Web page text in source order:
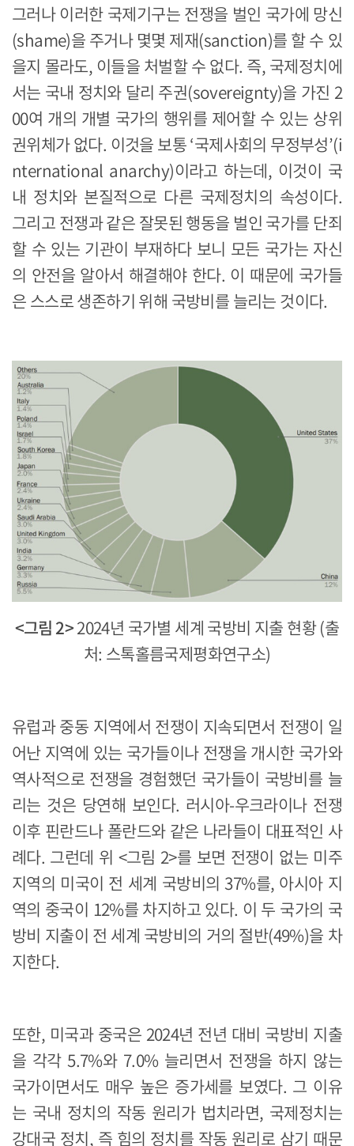
그러나 이러한 국제기구는 전쟁을 벌인 국가에 망신
(shame)을 주거나 몇몇 제재(sanction)를 할 수 있
을지 몰라도, 이들을 처벌할 수 없다. 즉, 국제정치에
서는 국내 정치와 달리 주권(sovereignty)을 가진 2
00여 개의 개별 국가의 행위를 제어할 수 있는 상위
권위체가 없다. 이것을 보통 ‘국제사회의 무정부성’(i
nternational anarchy)이라고 하는데, 이것이 국
내 정치와 본질적으로 다른 국제정치의 속성이다.
그리고 전쟁과 같은 잘못된 행동을 벌인 국가를 단죄
할 수 있는 기관이 부재하다 보니 모든 국가는 자신
의 안전을 알아서 해결해야 한다. 이 때문에 국가들
은 스스로 생존하기 위해 국방비를 늘리는 것이다.
<그림 2>2024년 국가별 세계 국방비 지출 현황 (출
처: 스톡홀름국제평화연구소)
유럽과 중동 지역에서 전쟁이 지속되면서 전쟁이 일
어난 지역에 있는 국가들이나 전쟁을 개시한 국가와
역사적으로 전쟁을 경험했던 국가들이 국방비를 늘
리는 것은 당연해 보인다. 러시아-우크라이나 전쟁
이후 핀란드나 폴란드와 같은 나라들이 대표적인 사
례다. 그런데 위 <그림 2>를 보면 전쟁이 없는 미주
지역의 미국이 전 세계 국방비의 37%를, 아시아 지
역의 중국이 12%를 차지하고 있다. 이 두 국가의 국
방비 지출이 전 세계 국방비의 거의 절반(49%)을 차
지한다.
또한, 미국과 중국은 2024년 전년 대비 국방비 지출
을 각각 5.7%와 7.0% 늘리면서 전쟁을 하지 않는
국가이면서도 매우 높은 증가세를 보였다. 그 이유
는 국내 정치의 작동 원리가 법치라면, 국제정치는
강대국 정치, 즉 힘의 정치를 작동 원리로 삼기 때문